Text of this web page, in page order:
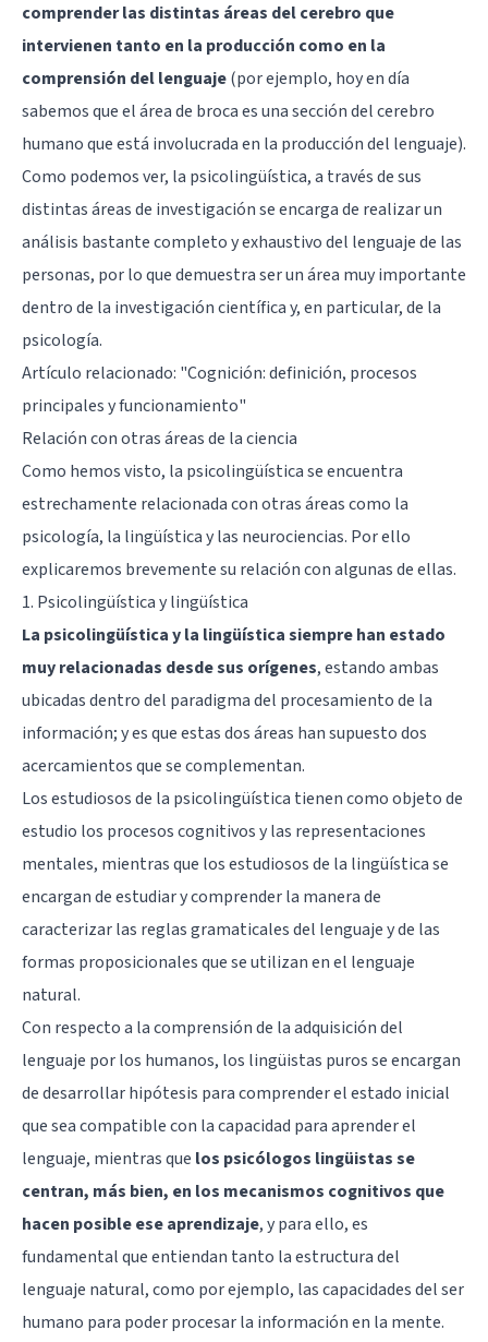
comprender las distintas áreas del cerebro que
intervienen tanto en la producción como en la
comprensión del lenguaje(por ejemplo, hoy en día
sabemos que el área de broca es una sección del cerebro
humano que está involucrada en la producción del lenguaje).
Como podemos ver, la psicolingüística, a través de sus
distintas áreas de investigación se encarga de realizar un
análisis bastante completo y exhaustivo del lenguaje de las
personas, por lo que demuestra ser un área muy importante
dentro de la investigación científica y, en particular, de la
psicología.
Artículo relacionado: "Cognición: definición, procesos
principales y funcionamiento"
Relación con otras áreas de la ciencia
Como hemos visto, la psicolingüística se encuentra
estrechamente relacionada con otras áreas como la
psicología, la lingüística y las neurociencias. Por ello
explicaremos brevemente su relación con algunas de ellas.
1. Psicolingüística y lingüística
La psicolingüística y la lingüística siempre han estado
muy relacionadas desde sus orígenes, estando ambas
ubicadas dentro del paradigma del procesamiento de la
información; y es que estas dos áreas han supuesto dos
acercamientos que se complementan.
Los estudiosos de la psicolingüística tienen como objeto de
estudio los procesos cognitivos y las representaciones
mentales, mientras que los estudiosos de la lingüística se
encargan de estudiar y comprender la manera de
caracterizar las reglas gramaticales del lenguaje y de las
formas proposicionales que se utilizan en el lenguaje
natural.
Con respecto a la comprensión de la adquisición del
lenguaje por los humanos, los lingüistas puros se encargan
de desarrollar hipótesis para comprender el estado inicial
que sea compatible con la capacidad para aprender el
lenguaje, mientras que los psicólogos lingüistas se
centran, más bien, en los mecanismos cognitivos que
hacen posible ese aprendizaje, y para ello, es
fundamental que entiendan tanto la estructura del
lenguaje natural, como por ejemplo, las capacidades del ser
humano para poder procesar la información en la mente.